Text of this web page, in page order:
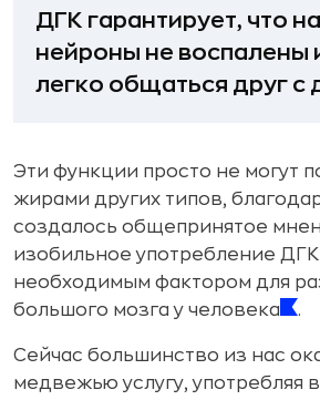
ДГК гарантирует, что
нейроны не воспалены
легко общаться друг с
Эти функции просто не могут
жирами других типов,
создалось общепринятое
изобильное употребление
необходимым фактором для
большого мозга у человека
.
Сейчас большинство из нас
медвежью услугу, употребляя